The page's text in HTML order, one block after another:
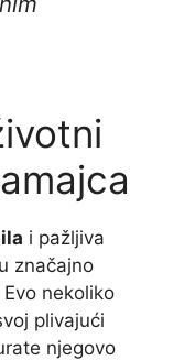
i pažljiva
značajno
Evo nekoliko
plivajući
njegovo